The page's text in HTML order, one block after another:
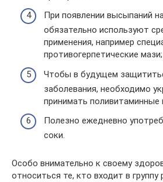
При появлении высыпаний
обязательно используют
применения, например
противогерпетические мази;
Чтобы в будущем
заболевания, необходимо
принимать поливитаминные
Полезно ежедневно
соки.
Особо внимательно к своему
относиться те, кто входит в группу